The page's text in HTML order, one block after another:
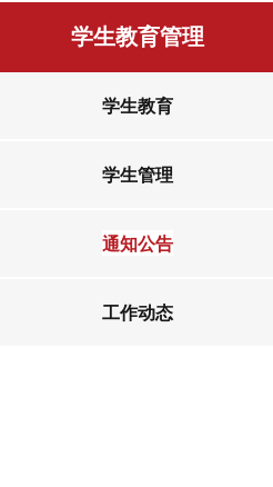
学生教育管理
学生教育
学生管理
通知公告
工作动态